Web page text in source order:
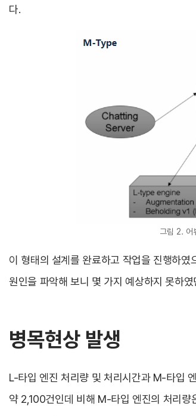
다.
그림 2. 어
이 형태의 설계를 완료하고 작업을 진행하
원인을 파악해 보니 몇 가지 예상하지 못하
병목현상 발생
L-타입 엔진 처리량 및 처리시간과 M-타입
약 2,100건인데 비해 M-타입 엔진의 처리